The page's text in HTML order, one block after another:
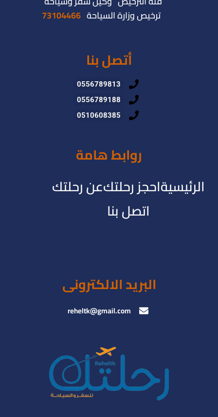
ترخيص وزارة السياحة 73104466
أتصل بنا
0556789813
0556789188
0510608385
روابط هامة
الرئيسيةاحجز رحلتكعن رحلتك
اتصل بنا
البريد الالكترونى
reheltk@gmail.com